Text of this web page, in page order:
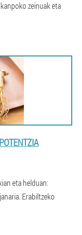
zeinuak eta
eta helduan:
Erabiltzeko